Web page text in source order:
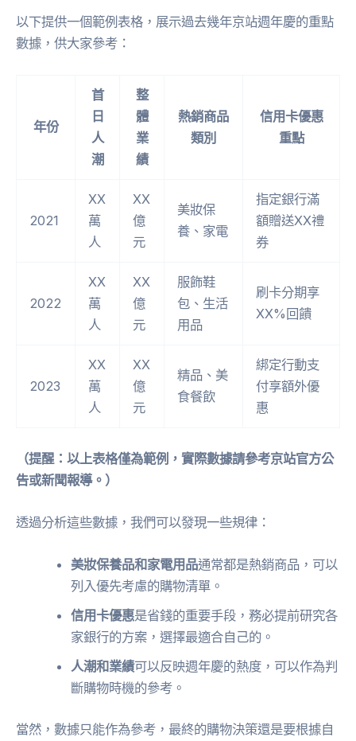
以下提供一個範例表格，展示過去幾年京站週年慶的重點
數據，供大家參考：
年份
首
日
人
潮
整
體
業
績
熱銷商品
類別
信用卡優惠
重點
2021
XX
萬
人
XX
億
元
美妝保
養、家電
指定銀行滿
額贈送XX禮
券
2022
XX
萬
人
XX
億
元
服飾鞋
包、生活
用品
刷卡分期享
XX%回饋
2023
XX
萬
人
XX
億
元
精品、美
食餐飲
綁定行動支
付享額外優
惠
（提醒：以上表格僅為範例，實際數據請參考京站官方公
告或新聞報導。）
透過分析這些數據，我們可以發現一些規律：
美妝保養品和家電用品通常都是熱銷商品，可以
列入優先考慮的購物清單。
信用卡優惠是省錢的重要手段，務必提前研究各
家銀行的方案，選擇最適合自己的。
人潮和業績可以反映週年慶的熱度，可以作為判
斷購物時機的參考。
當然，數據只能作為參考，最終的購物決策還是要根據自